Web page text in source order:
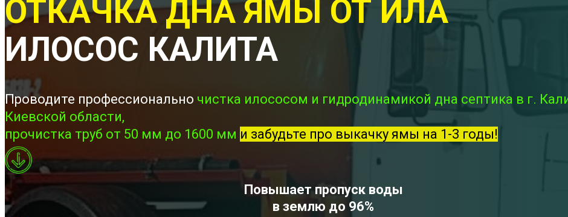
ОТКАЧКА ДНА ЯМЫ ОТ ИЛА
ИЛОСОС КАЛИТА
Проводите профессионально чистка илососом и гидродинамикой дна септика в г.
Киевской области,
прочистка труб от 50 мм до 1600 мм и забудьте про выкачку ямы на 1-3 годы!
Повышает пропуск воды
в землю до 96%